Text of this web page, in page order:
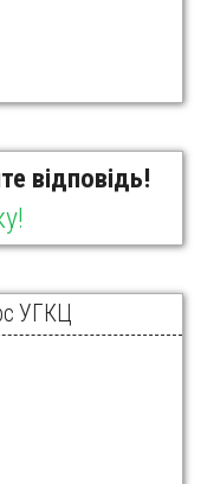
відповідь!
УГКЦ